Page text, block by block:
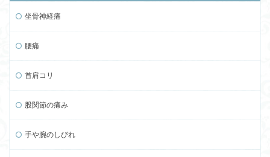
坐骨神経痛
腰痛
首肩コリ
股関節の痛み
手や腕のしびれ